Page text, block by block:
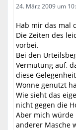
24. März 2009 um
Hab mir das mal
Die Zeiten des
vorbei.
Bei den
Vermutung auf,
diese
Wonne genutzt
Wie sieht das
nicht gegen die
Aber mich
anderer Masche